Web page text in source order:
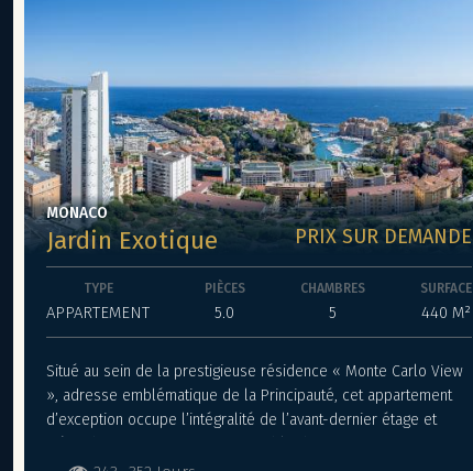
MONACO
Jardin Exotique PRIX SUR DEMANDE
TYPE
APPARTEMENT
PIÈCES
5.0
CHAMBRES
5
SURFACE
440 M²
Situé au sein de la prestigieuse résidence « Monte Carlo View
», adresse emblématique de la Principauté, cet appartement
d’exception occupe l’intégralité de l’avant-dernier étage et